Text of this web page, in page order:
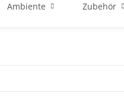
Ambiente Zubehör